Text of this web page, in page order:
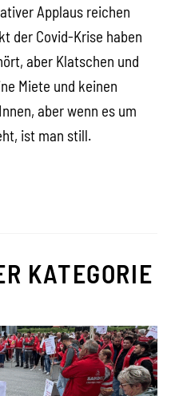
Applaus reichen
der Covid-Krise haben
aber Klatschen und
Miete und keinen
aber wenn es um
ist man still.
KATEGORIE